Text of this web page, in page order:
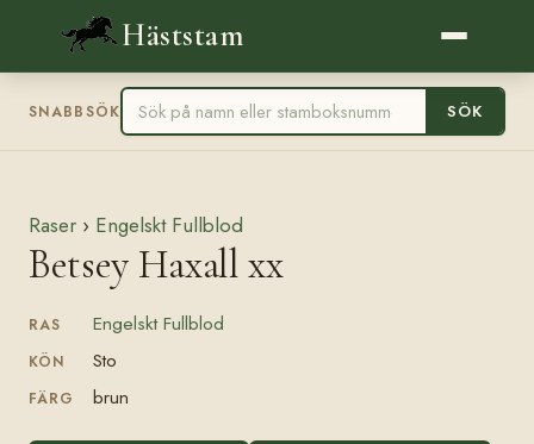
Häststam
SNABBSÖK SÖK
Raser › Engelskt Fullblod
Betsey Haxall xx
RAS Engelskt Fullblod
KÖN Sto
FÄRG brun